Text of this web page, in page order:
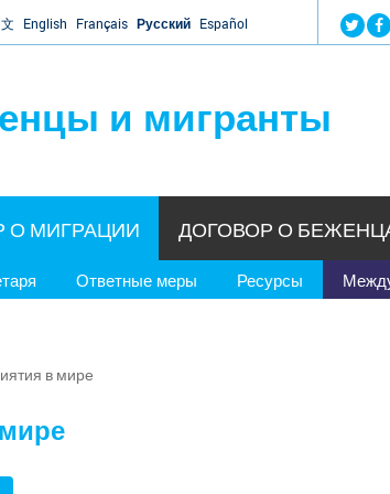
English Français Русский Español
и мигранты
О МИГРАЦИИ
Ответные меры Ресурсы
ДОГОВОР О
в мире